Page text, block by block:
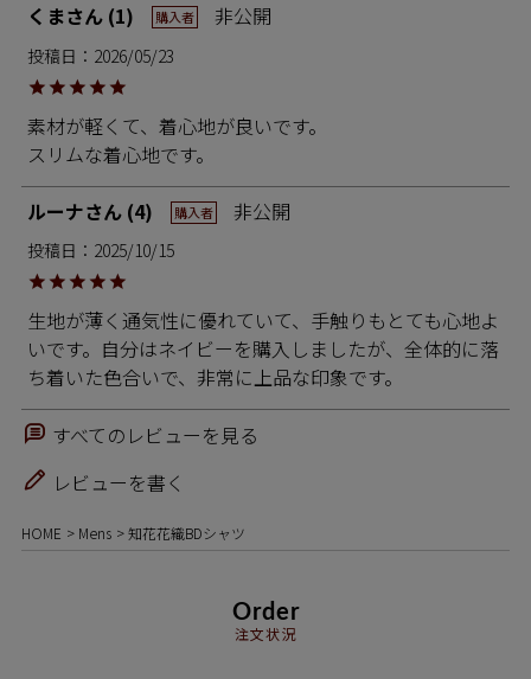
くま 1 購入者 非公開
投稿日 2026/05/23
素材が軽くて、着心地が良いです。
スリムな着心地です。
ルーナ 4 購入者 非公開
投稿日 2025/10/15
生地が薄く通気性に優れていて、手触りもとても心地よ
いです。自分はネイビーを購入しましたが、全体的に落
ち着いた色合いで、非常に上品な印象です。
すべてのレビューを見る
レビューを書く
HOME Mens 知花花織BDシャツ
Order
注文状況